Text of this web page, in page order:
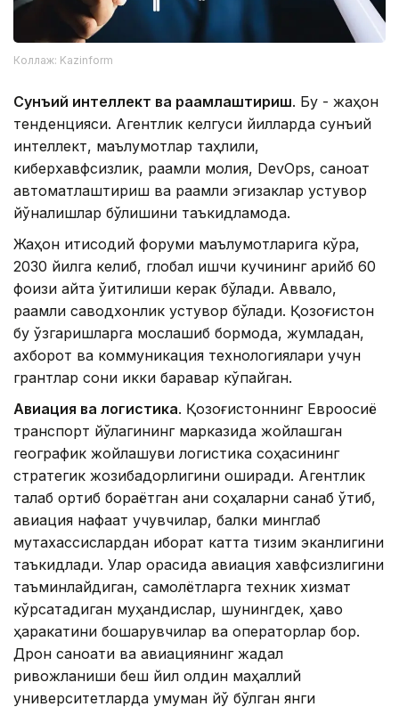
Коллаж: Kazinform
Сунъий интеллект ва рақамлаштириш. Бу - жаҳон
тенденцияси. Агентлик келгуси йилларда сунъий
интеллект, маълумотлар таҳлили,
киберхавфсизлик, рақамли молия, DevOps, саноат
автоматлаштириш ва рақамли эгизаклар устувор
йўналишлар бўлишини таъкидламоқда.
Жаҳон иқтисодий форуми маълумотларига кўра,
2030 йилга келиб, глобал ишчи кучининг қарийб 60
фоизи қайта ўқитилиши керак бўлади. Аввало,
рақамли саводхонлик устувор бўлади. Қозоғистон
бу ўзгаришларга мослашиб бормоқда, жумладан,
ахборот ва коммуникация технологиялари учун
грантлар сони икки баравар кўпайган.
Авиация ва логистика. Қозоғистоннинг Евроосиё
транспорт йўлагининг марказида жойлашган
географик жойлашуви логистика соҳасининг
стратегик жозибадорлигини оширади. Агентлик
талаб ортиб бораётган аниқ соҳаларни санаб ўтиб,
авиация нафақат учувчилар, балки минглаб
мутахассислардан иборат катта тизим эканлигини
таъкидлади. Улар орасида авиация хавфсизлигини
таъминлайдиган, самолётларга техник хизмат
кўрсатадиган муҳандислар, шунингдек, ҳаво
ҳаракатини бошқарувчилар ва операторлар бор.
Дрон саноати ва авиациянинг жадал
ривожланиши беш йил олдин маҳаллий
университетларда умуман йўқ бўлган янги